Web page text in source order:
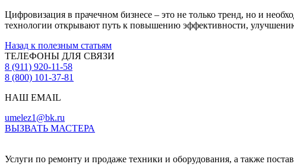
Цифровизация в прачечном бизнесе – это не только тренд, но и
технологии открывают путь к повышению эффективности,
Назад к полезным статьям
ТЕЛЕФОНЫ ДЛЯ СВЯЗИ
8 (911) 920-11-58
8 (800) 101-37-81
НАШ EMAIL
umelez1@bk.ru
ВЫЗВАТЬ МАСТЕРА
Услуги по ремонту и продаже техники и оборудования, а также